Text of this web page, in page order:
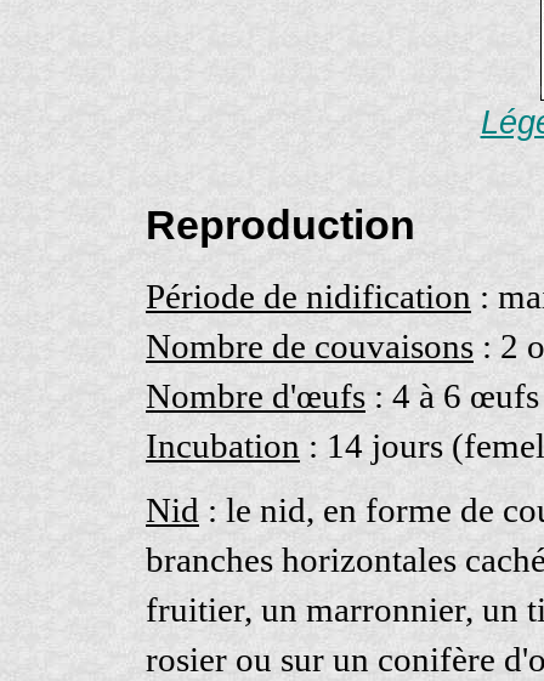
Reproduction
Période de nidification :
Nombre de couvaisons : 2
Nombre d'œufs: 4 à 6 œufs
Incubation : 14 jours
Nid : le nid, en forme de
branches horizontales
fruitier, un marronnier, un
rosier ou sur un conifère